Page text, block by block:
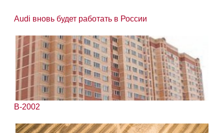
Audi вновь будет работать в России
В-2002